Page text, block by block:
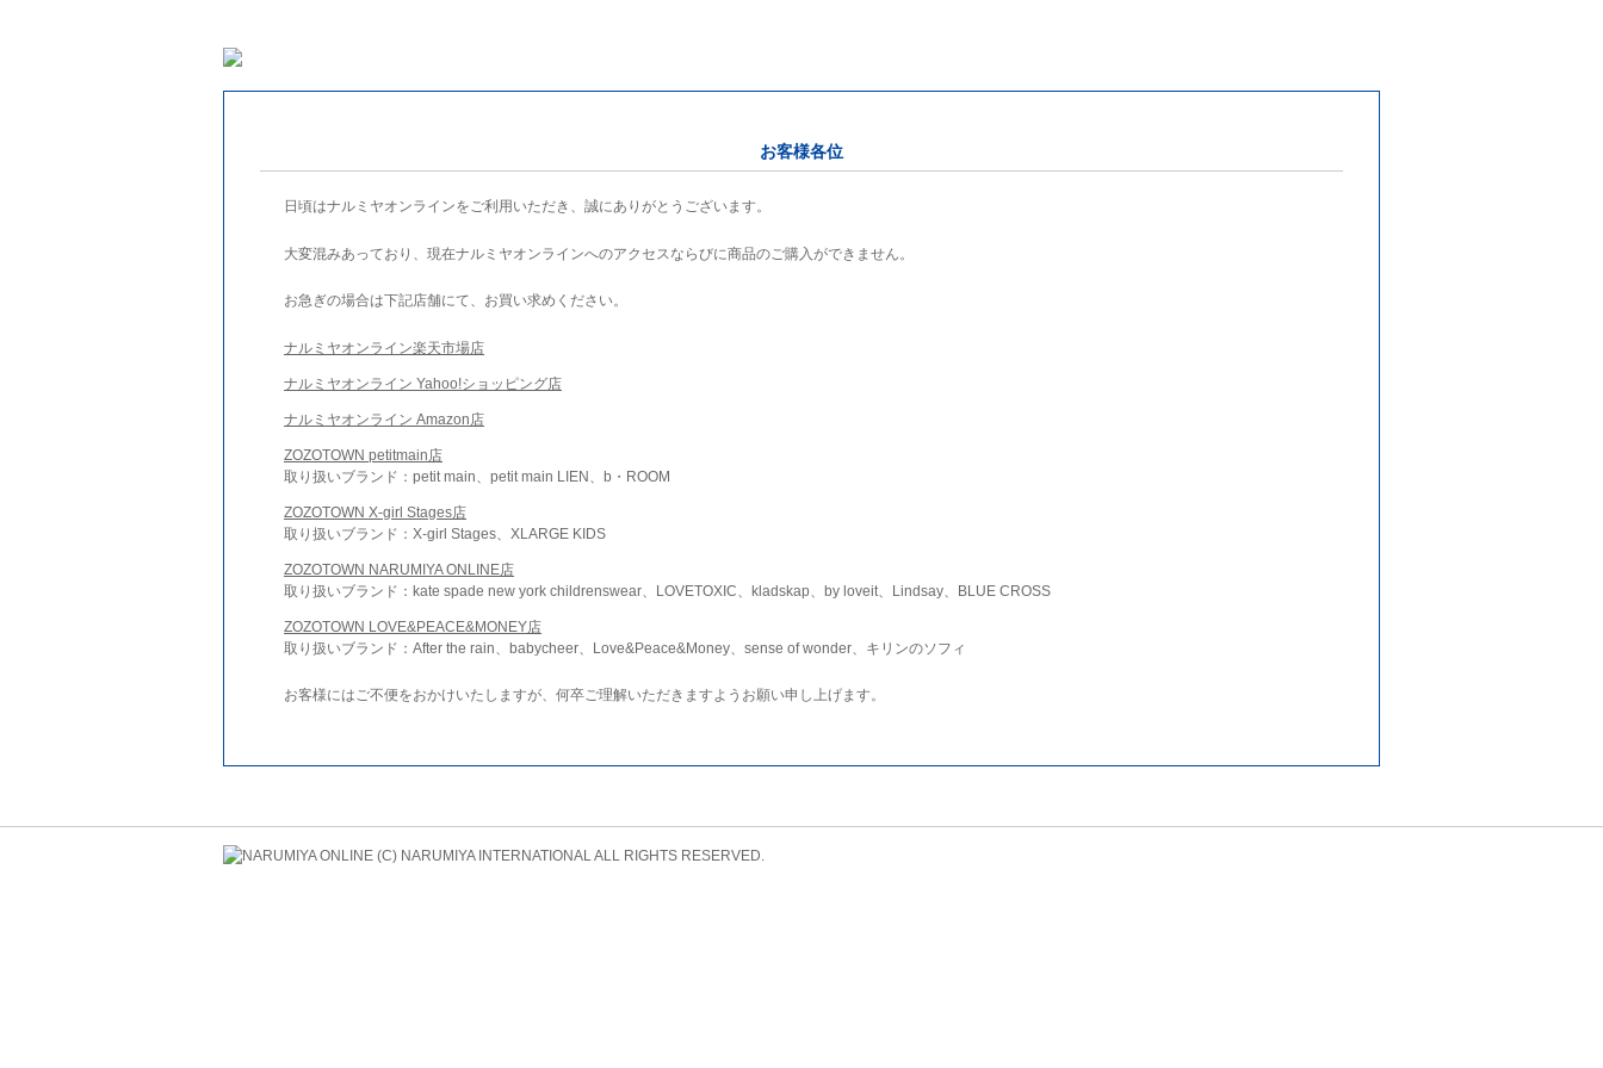
お客様各位
日頃はナルミヤオンラインをご利用いただき、誠にありがとうございます。
大変混みあっており、現在ナルミヤオンラインへのアクセスならびに商品のご購入ができません。
お急ぎの場合は下記店舗にて、お買い求めください。
ナルミヤオンライン楽天市場店
ナルミヤオンライン Yahoo!ショッピング店
ナルミヤオンライン Amazon店
ZOZOTOWN petitmain店
取り扱いブランド：petit main、petit main LIEN、b・ROOM
ZOZOTOWN X-girl Stages店
取り扱いブランド：X-girl Stages、XLARGE KIDS
ZOZOTOWN NARUMIYA ONLINE店
取り扱いブランド：kate spade new york childrenswear、LOVETOXIC、kladskap、by loveit、Lindsay、BLUE CROSS
ZOZOTOWN LOVE&PEACE&MONEY店
取り扱いブランド：After the rain、babycheer、Love&Peace&Money、sense of wonder、キリンのソフィ
お客様にはご不便をおかけいたしますが、何卒ご理解いただきますようお願い申し上げます。